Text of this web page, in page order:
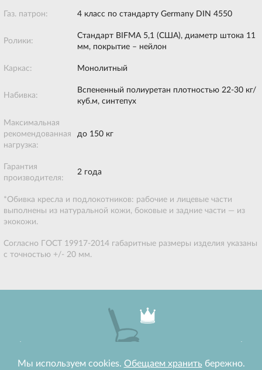
Газ. патрон: 4 класс по стандарту Germany DIN 4550
Ролики:
Стандарт BIFMA 5,1 (США), диаметр штока 11
мм, покрытие – нейлон
Каркас: Монолитный
Набивка:
Вспененный полиуретан плотностью 22-30 кг/
куб.м, синтепух
Максимальная
рекомендованная
нагрузка:
до 150 кг
Гарантия
производителя:
2 года
*Обивка кресла и подлокотников: рабочие и лицевые части
выполнены из натуральной кожи, боковые и задние части — из
экокожи.
Согласно ГОСТ 19917-2014 габаритные размеры изделия указаны
с точностью +/- 20 мм.
arrow_back arrow_forward
Мы используем cookies. Обещаем хранить бережно.